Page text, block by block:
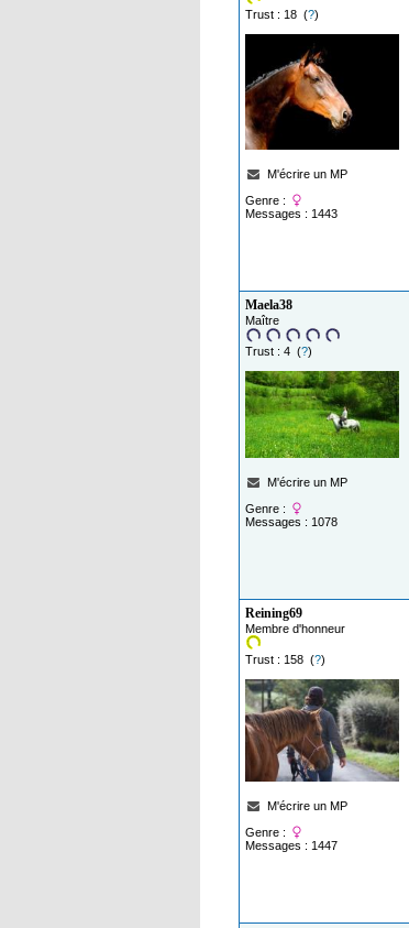
Trust : 18 (?)
M'écrire un MP
Genre :
Messages : 1443
Maela38
Maître
Trust : 4 (?)
M'écrire un MP
Genre :
Messages : 1078
Reining69
Membre d'honneur
Trust : 158 (?)
M'écrire un MP
Genre :
Messages : 1447